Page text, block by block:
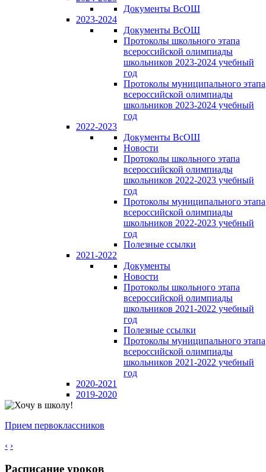
Документы ВсОШ
2023-2024
Документы ВсОШ
Протоколы школьного этапа
всероссийской олимпиады
школьников 2023-2024 учебный
год
Протоколы муниципального этапа
всероссийской олимпиады
школьников 2023-2024 учебный
год
2022-2023
Документы ВсОШ
Новости
Протоколы школьного этапа
всероссийской олимпиады
школьников 2022-2023 учебный
год
Протоколы муниципального этапа
всероссийской олимпиады
школьников 2022-2023 учебный
год
Полезные ссылки
2021-2022
Документы
Новости
Протоколы школьного этапа
всероссийской олимпиады
школьников 2021-2022 учебный
год
Полезные ссылки
Протоколы муниципального этапа
всероссийской олимпиады
школьников 2021-2022 учебный
год
2020-2021
2019-2020
Прием первоклассников
‹ ›
Расписание уроков